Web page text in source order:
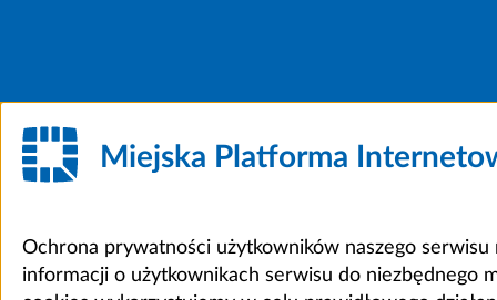
Miejska Platforma
Ochrona prywatności użytkowników naszego
informacji o użytkownikach serwisu do niezbędnego